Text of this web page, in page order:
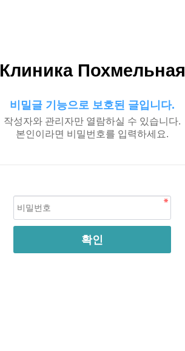
Клиника Похмельная
비밀글 기능으로 보호된 글입니다.
작성자와 관리자만 열람하실 수 있습니다.
본인이라면 비밀번호를 입력하세요.